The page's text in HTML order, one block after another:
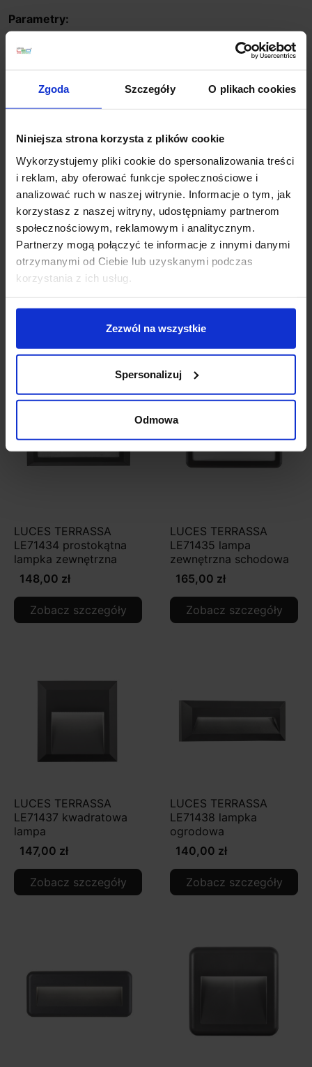
Zgoda Szczegóły O plikach cookies
Niniejsza strona korzysta z plików cookie
Wykorzystujemy pliki cookie do spersonalizowania treści
i reklam, aby oferować funkcje społecznościowe i
analizować ruch w naszej witrynie. Informacje o tym, jak
korzystasz z naszej witryny, udostępniamy partnerom
społecznościowym, reklamowym i analitycznym.
Partnerzy mogą połączyć te informacje z innymi danymi
otrzymanymi od Ciebie lub uzyskanymi podczas
korzystania z ich usług.
Zezwól na wszystkie
Spersonalizuj
Odmowa
Parametry:
wysokość (cm): 6,7
ilość źródeł: 1
typ nasadki: zintegrowana dioda LED
maksymalna moc źródła: 6W
strumień świetlny: 480lm
barwa światła: 3000K
Możliwość przyciemniania: nie
kolor lampy: szary
Materiał: ABS/akryl
IP: 54
Zobacz także
LUCES TERRASSA
LE71434 prostokątna
lampka zewnętrzna
148,00 zł
Zobacz szczegóły
LUCES TERRASSA
LE71435 lampa
zewnętrzna schodowa
165,00 zł
Zobacz szczegóły
LUCES TERRASSA
LE71437 kwadratowa
lampa
147,00 zł
Zobacz szczegóły
LUCES TERRASSA
LE71438 lampka
ogrodowa
140,00 zł
Zobacz szczegóły